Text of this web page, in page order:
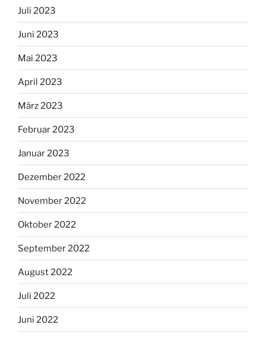
Juli 2023
Juni 2023
Mai 2023
April 2023
März 2023
Februar 2023
Januar 2023
Dezember 2022
November 2022
Oktober 2022
September 2022
August 2022
Juli 2022
Juni 2022